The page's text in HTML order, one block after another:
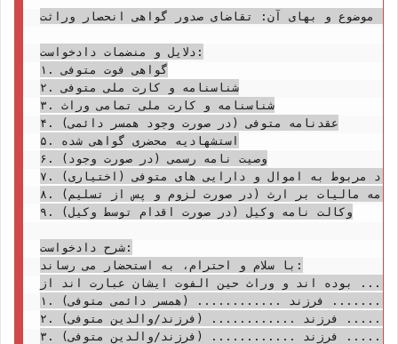
یا موضوع و بهای آن: تقاضای صدور گواهی انحصار وراثت
دلایل و منضمات دادخواست:
۱. گواهی فوت متوفی
۲. شناسنامه و کارت ملی متوفی
۳. شناسنامه و کارت ملی تمامی وراث
۴. عقدنامه متوفی (در صورت وجود همسر دائمی)
۵. استشهادیه محضری گواهی شده
۶. وصیت نامه رسمی (در صورت وجود)
۷. (اختیاری) اسناد مربوط به اموال و دارایی های متوفی
۸. گواهی تسلیم اظهارنامه مالیات بر ارث (در صورت لزوم و پس از تسلیم)
۹. وکالت نامه وکیل (در صورت اقدام توسط وکیل)
شرح دادخواست:
با سلام و احترام، به استحضار می رساند:
اند و وراث حین الفوت ایشان عبارت اند از:
۱. جناب/سرکار خانم ............ فرزند ............ (همسر دائمی متوفی)
۲. جناب/سرکار خانم ............ فرزند ............ (فرزند/والدین متوفی)
۳. جناب/سرکار خانم ............ فرزند ............ (فرزند/والدین متوفی)